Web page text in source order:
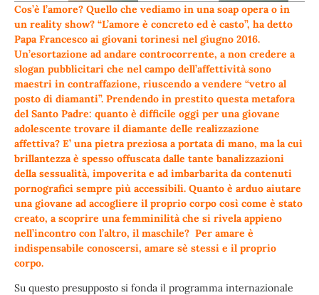
Cos’è l’amore? Quello che vediamo in una soap opera o in
un reality show? “L’amore è concreto ed è casto”, ha detto
Papa Francesco ai giovani torinesi nel giugno 2016.
Un’esortazione ad andare controcorrente, a non credere a
slogan pubblicitari che nel campo dell’affettività sono
maestri in contraffazione, riuscendo a vendere “vetro al
posto di diamanti”. Prendendo in prestito questa metafora
del Santo Padre: quanto è difficile oggi per una giovane
adolescente trovare il diamante delle realizzazione
affettiva? E’ una pietra preziosa a portata di mano, ma la cui
brillantezza è spesso offuscata dalle tante banalizzazioni
della sessualità, impoverita e ad imbarbarita da contenuti
pornografici sempre più accessibili. Quanto è arduo aiutare
una giovane ad accogliere il proprio corpo così come è stato
creato, a scoprire una femminilità che si rivela appieno
nell’incontro con l’altro, il maschile? Per amare è
indispensabile conoscersi, amare sè stessi e il proprio
corpo.
Su questo presupposto si fonda il programma internazionale